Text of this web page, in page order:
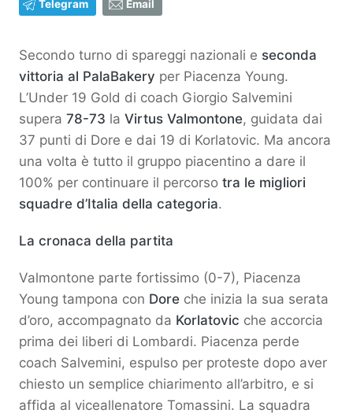
Telegram Email
Secondo turno di spareggi nazionali e seconda
vittoria al PalaBakery per Piacenza Young.
L’Under 19 Gold di coach Giorgio Salvemini
supera 78-73 la Virtus Valmontone, guidata dai
37 punti di Dore e dai 19 di Korlatovic. Ma ancora
una volta è tutto il gruppo piacentino a dare il
100% per continuare il percorso tra le migliori
squadre d’Italia della categoria.
La cronaca della partita
Valmontone parte fortissimo (0-7), Piacenza
Young tampona con Dore che inizia la sua serata
d’oro, accompagnato da Korlatovic che accorcia
prima dei liberi di Lombardi. Piacenza perde
coach Salvemini, espulso per proteste dopo aver
chiesto un semplice chiarimento all’arbitro, e si
affida al viceallenatore Tomassini. La squadra